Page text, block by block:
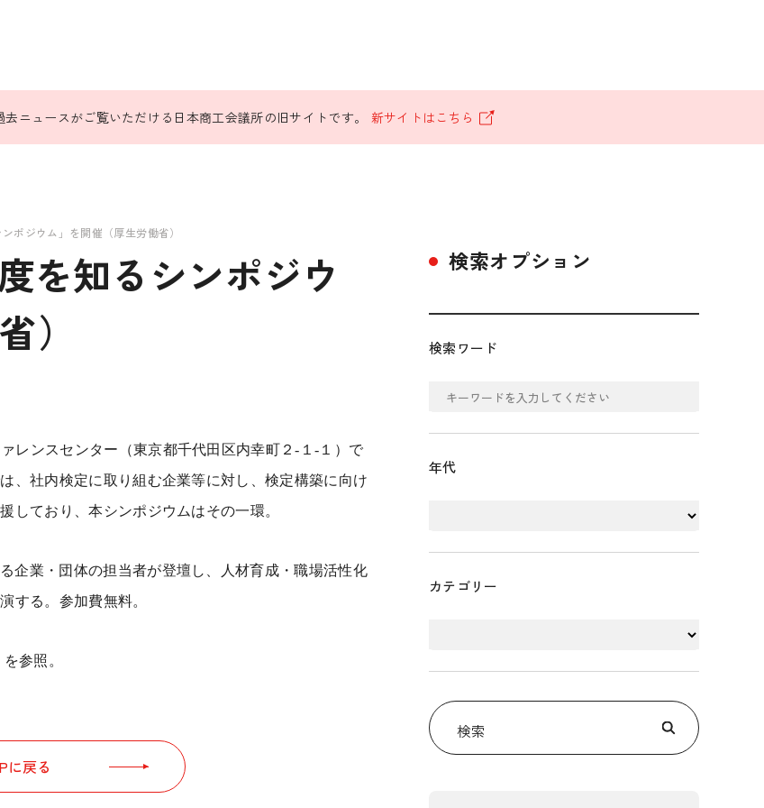
去ニュースがご覧いただける日本商工会議所の旧サイトです。 新サイトはこちら
ポジウム」を開催（厚生労働省）
を知るシンポジウ
）
レンスセンター（東京都千代田区内幸町２- １- １）で
、社内検定に取り組む企業等に対し、検定構築に向け
しており、本シンポジウムはその一環。
企業・団体の担当者が登壇し、人材育成・職場活性化
する。参加費無料。
参照。
に戻る
検索オプション
検索ワード
年代
カテゴリー
検索